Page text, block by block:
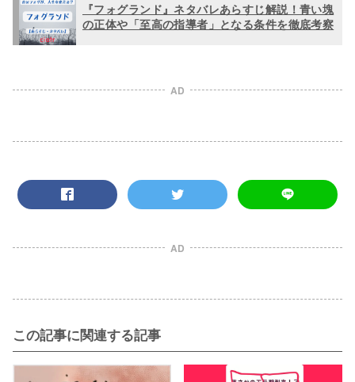
『フォグランド』ネタバレあらすじ解説！青い塊
の正体や「至高の指導者」となる条件を徹底考察
AD
AD
この記事に関連する記事